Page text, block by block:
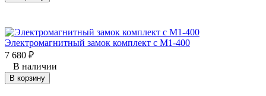
Электромагнитный замок комплект с M1-400
7 680 ₽
В наличии
В корзину